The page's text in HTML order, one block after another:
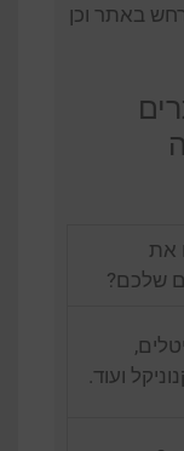
באתר וכן
את
שלכם?
ועוד.